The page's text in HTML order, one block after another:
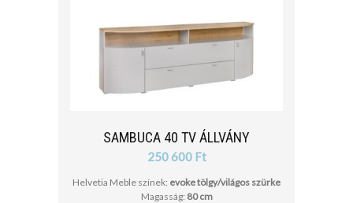
SAMBUCA 40 TV ÁLLVÁNY
250 600 Ft
Helvetia Meble színek: evoke tölgy/világos szürke
Magasság: 80 cm